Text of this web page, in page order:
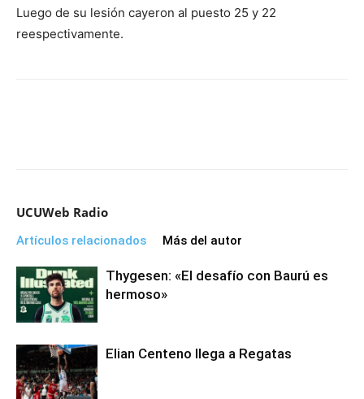
Luego de su lesión cayeron al puesto 25 y 22
reespectivamente.
UCUWeb Radio
Artículos relacionados Más del autor
Thygesen: «El desafío con Baurú es
hermoso»
Elian Centeno llega a Regatas